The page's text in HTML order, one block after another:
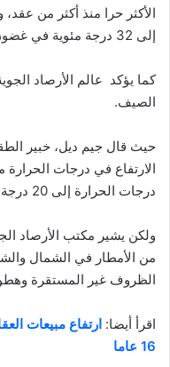
الأكثر حرا منذ أكثر من
إلى 32 درجة مئوية في غضون أسابيع قليلة.
كما يؤكد عالم الأرصاد
الصيف.
حيث قال جيم ديل، خبير
الارتفاع في درجات
درجات الحرارة إلى 20 درجة مئوية أو حتى 30 درجة مئوية”.
ولكن يشير مكتب الأرصاد
من الأمطار في الشمال
الظروف غير المستقرة
اقرأ أيضا: ارتفاع مبيعات
16 عاما